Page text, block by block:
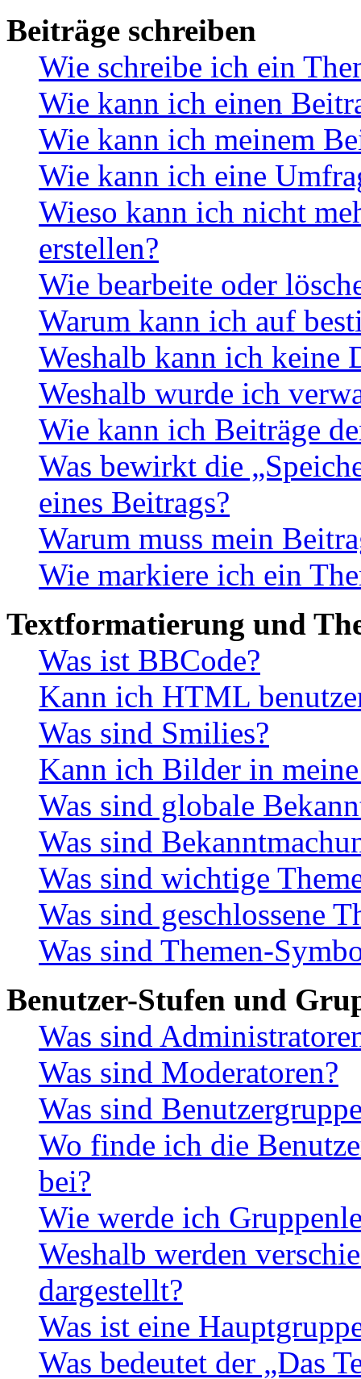
Beiträge schreiben
Wie schreibe ich ein
Wie kann ich einen
Wie kann ich meinem
Wie kann ich eine
Wieso kann ich nicht
erstellen?
Wie bearbeite oder
Warum kann ich auf
Weshalb kann ich keine
Weshalb wurde ich
Wie kann ich Beiträge
Was bewirkt die
eines Beitrags?
Warum muss mein
Wie markiere ich ein
Textformatierung und
Was ist BBCode?
Kann ich HTML
Was sind Smilies?
Kann ich Bilder in
Was sind globale
Was sind
Was sind wichtige
Was sind geschlossene
Was sind Themen-
Benutzer-Stufen und
Was sind
Was sind Moderatoren?
Was sind
Wo finde ich die
bei?
Wie werde ich
Weshalb werden
dargestellt?
Was ist eine
Was bedeutet der „Das